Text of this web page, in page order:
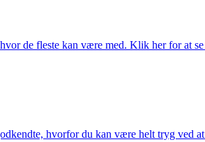
de fleste kan være med. Klik her for at se
hvorfor du kan være helt tryg ved